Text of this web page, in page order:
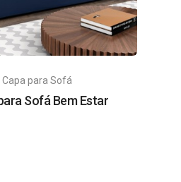
Capa para Sofá
Sofá Bem Estar